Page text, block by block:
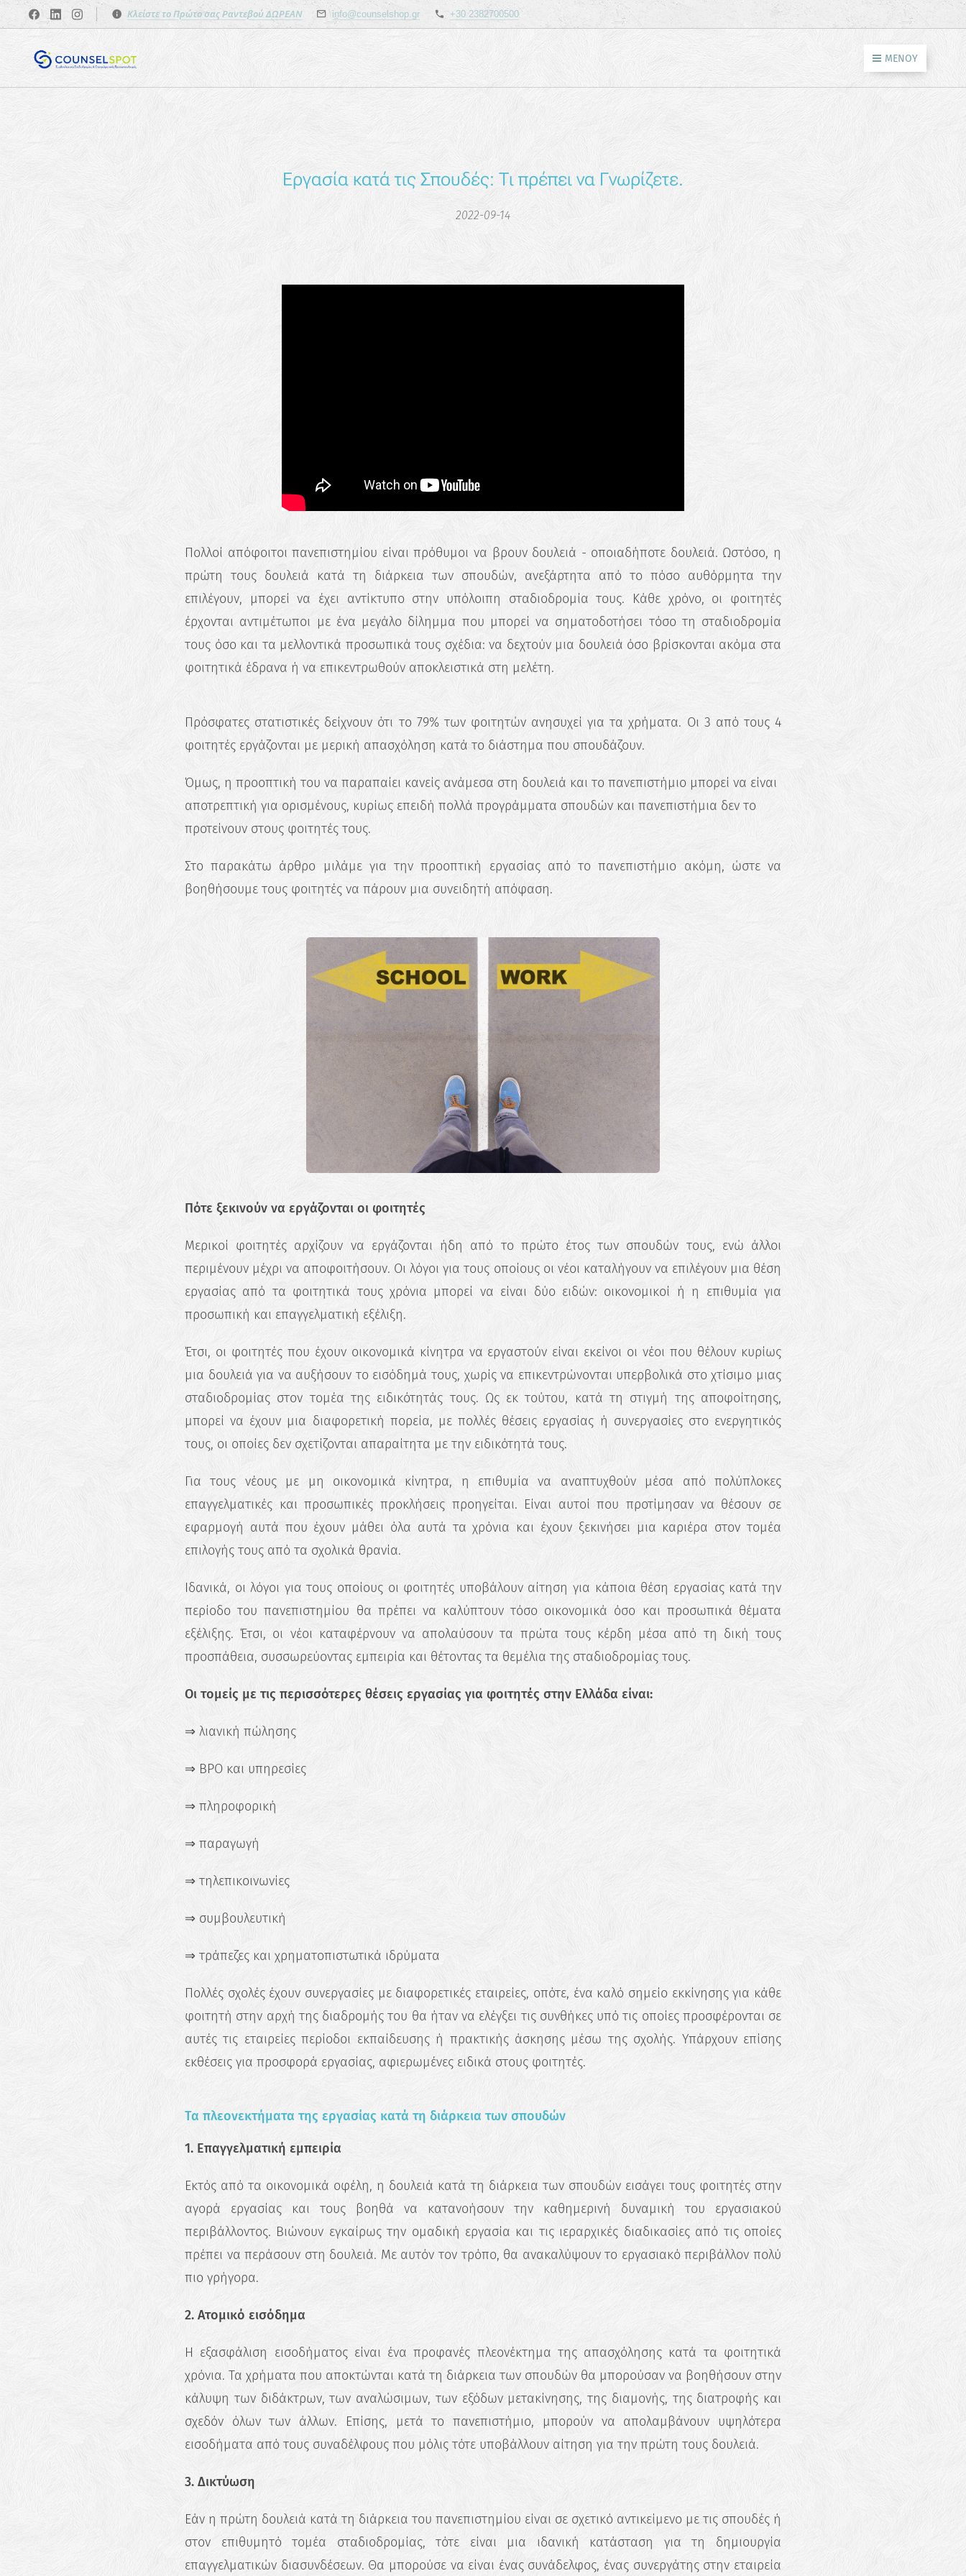
✖
Κάνε το Δωρεάν Τεστ
Προσανατολισμού!
Ανακάλυψε τις πραγματικές σου
δυνατότητες και σχεδίασε την ιδανική
Κλείστε το Πρώτο σας Ραντεβού ΔΩΡΕΑΝ info@counselshop.gr +30 2382700500
ΜΕΝΟΎ
Εργασία κατά τις Σπουδές: Τι πρέπει να Γνωρίζετε.
2022-09-14
Πολλοί απόφοιτοι πανεπιστημίου είναι πρόθυμοι να βρουν δουλειά - οποιαδήποτε δουλειά. Ωστόσο, η
πρώτη τους δουλειά κατά τη διάρκεια των σπουδών, ανεξάρτητα από το πόσο αυθόρμητα την
επιλέγουν, μπορεί να έχει αντίκτυπο στην υπόλοιπη σταδιοδρομία τους. Κάθε χρόνο, οι φοιτητές
έρχονται αντιμέτωποι με ένα μεγάλο δίλημμα που μπορεί να σηματοδοτήσει τόσο τη σταδιοδρομία
τους όσο και τα μελλοντικά προσωπικά τους σχέδια: να δεχτούν μια δουλειά όσο βρίσκονται ακόμα στα
φοιτητικά έδρανα ή να επικεντρωθούν αποκλειστικά στη μελέτη.
Πρόσφατες στατιστικές δείχνουν ότι το 79% των φοιτητών ανησυχεί για τα χρήματα. Οι 3 από τους 4
φοιτητές εργάζονται με μερική απασχόληση κατά το διάστημα που σπουδάζουν.
Όμως, η προοπτική του να παραπαίει κανείς ανάμεσα στη δουλειά και το πανεπιστήμιο μπορεί να είναι
αποτρεπτική για ορισμένους, κυρίως επειδή πολλά προγράμματα σπουδών και πανεπιστήμια δεν το
προτείνουν στους φοιτητές τους.
Στο παρακάτω άρθρο μιλάμε για την προοπτική εργασίας από το πανεπιστήμιο ακόμη, ώστε να
βοηθήσουμε τους φοιτητές να πάρουν μια συνειδητή απόφαση.
Πότε ξεκινούν να εργάζονται οι φοιτητές
Μερικοί φοιτητές αρχίζουν να εργάζονται ήδη από το πρώτο έτος των σπουδών τους, ενώ άλλοι
περιμένουν μέχρι να αποφοιτήσουν. Οι λόγοι για τους οποίους οι νέοι καταλήγουν να επιλέγουν μια θέση
εργασίας από τα φοιτητικά τους χρόνια μπορεί να είναι δύο ειδών: οικονομικοί ή η επιθυμία για
προσωπική και επαγγελματική εξέλιξη.
Έτσι, οι φοιτητές που έχουν οικονομικά κίνητρα να εργαστούν είναι εκείνοι οι νέοι που θέλουν κυρίως
μια δουλειά για να αυξήσουν το εισόδημά τους, χωρίς να επικεντρώνονται υπερβολικά στο χτίσιμο μιας
σταδιοδρομίας στον τομέα της ειδικότητάς τους. Ως εκ τούτου, κατά τη στιγμή της αποφοίτησης,
μπορεί να έχουν μια διαφορετική πορεία, με πολλές θέσεις εργασίας ή συνεργασίες στο ενεργητικός
τους, οι οποίες δεν σχετίζονται απαραίτητα με την ειδικότητά τους.
Για τους νέους με μη οικονομικά κίνητρα, η επιθυμία να αναπτυχθούν μέσα από πολύπλοκες
επαγγελματικές και προσωπικές προκλήσεις προηγείται. Είναι αυτοί που προτίμησαν να θέσουν σε
εφαρμογή αυτά που έχουν μάθει όλα αυτά τα χρόνια και έχουν ξεκινήσει μια καριέρα στον τομέα
επιλογής τους από τα σχολικά θρανία.
Ιδανικά, οι λόγοι για τους οποίους οι φοιτητές υποβάλουν αίτηση για κάποια θέση εργασίας κατά την
περίοδο του πανεπιστημίου θα πρέπει να καλύπτουν τόσο οικονομικά όσο και προσωπικά θέματα
εξέλιξης. Έτσι, οι νέοι καταφέρνουν να απολαύσουν τα πρώτα τους κέρδη μέσα από τη δική τους
προσπάθεια, συσσωρεύοντας εμπειρία και θέτοντας τα θεμέλια της σταδιοδρομίας τους.
Οι τομείς με τις περισσότερες θέσεις εργασίας για φοιτητές στην Ελλάδα είναι:
⇒ λιανική πώλησης
⇒ BPO και υπηρεσίες
⇒ πληροφορική
⇒ παραγωγή
⇒ τηλεπικοινωνίες
⇒ συμβουλευτική
⇒ τράπεζες και χρηματοπιστωτικά ιδρύματα
Πολλές σχολές έχουν συνεργασίες με διαφορετικές εταιρείες, οπότε, ένα καλό σημείο εκκίνησης για κάθε
φοιτητή στην αρχή της διαδρομής του θα ήταν να ελέγξει τις συνθήκες υπό τις οποίες προσφέρονται σε
αυτές τις εταιρείες περίοδοι εκπαίδευσης ή πρακτικής άσκησης μέσω της σχολής. Υπάρχουν επίσης
εκθέσεις για προσφορά εργασίας, αφιερωμένες ειδικά στους φοιτητές.
Τα πλεονεκτήματα της εργασίας κατά τη διάρκεια των σπουδών
1. Επαγγελματική εμπειρία
Εκτός από τα οικονομικά οφέλη, η δουλειά κατά τη διάρκεια των σπουδών εισάγει τους φοιτητές στην
αγορά εργασίας και τους βοηθά να κατανοήσουν την καθημερινή δυναμική του εργασιακού
περιβάλλοντος. Βιώνουν εγκαίρως την ομαδική εργασία και τις ιεραρχικές διαδικασίες από τις οποίες
πρέπει να περάσουν στη δουλειά. Με αυτόν τον τρόπο, θα ανακαλύψουν το εργασιακό περιβάλλον πολύ
πιο γρήγορα.
2. Ατομικό εισόδημα
Η εξασφάλιση εισοδήματος είναι ένα προφανές πλεονέκτημα της απασχόλησης κατά τα φοιτητικά
χρόνια. Τα χρήματα που αποκτώνται κατά τη διάρκεια των σπουδών θα μπορούσαν να βοηθήσουν στην
κάλυψη των διδάκτρων, των αναλώσιμων, των εξόδων μετακίνησης, της διαμονής, της διατροφής και
σχεδόν όλων των άλλων. Επίσης, μετά το πανεπιστήμιο, μπορούν να απολαμβάνουν υψηλότερα
εισοδήματα από τους συναδέλφους που μόλις τότε υποβάλλουν αίτηση για την πρώτη τους δουλειά.
3. Δικτύωση
Εάν η πρώτη δουλειά κατά τη διάρκεια του πανεπιστημίου είναι σε σχετικό αντικείμενο με τις σπουδές ή
στον επιθυμητό τομέα σταδιοδρομίας, τότε είναι μια ιδανική κατάσταση για τη δημιουργία
επαγγελματικών διασυνδέσεων. Θα μπορούσε να είναι ένας συνάδελφος, ένας συνεργάτης στην εταιρεία